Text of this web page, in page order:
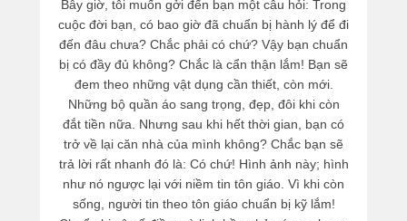
Bây giờ, tôi muốn gởi đến bạn một câu hỏi: Trong
cuộc đời bạn, có bao giờ đã chuẩn bị hành lý để đi
đến đâu chưa? Chắc phải có chứ? Vậy bạn chuẩn
bị có đầy đủ không? Chắc là cẩn thận lắm! Bạn sẽ
đem theo những vật dụng cần thiết, còn mới.
Những bộ quần áo sang trọng, đẹp, đôi khi còn
đắt tiền nữa. Nhưng sau khi hết thời gian, bạn có
trở về lại căn nhà của mình không? Chắc bạn sẽ
trả lời rất nhanh đó là: Có chứ! Hình ảnh này; hình
như nó ngược lại với niềm tin tôn giáo. Vì khi còn
sống, người tin theo tôn giáo chuẩn bị kỹ lắm!